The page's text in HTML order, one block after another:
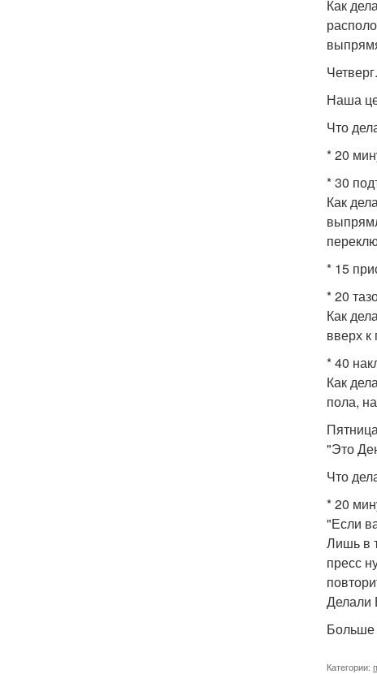
Как
Четверг.
Наша
Что
* 20
* 30
Как
* 15
* 20
Как
вверх
* 40
Как
пола,
"Это
Что
* 20
"Если
Лишь в
пресс
Делали
Больше
Категории: